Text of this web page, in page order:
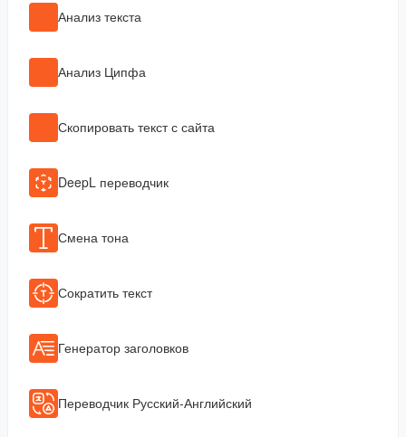
Анализ текста
Анализ Ципфа
Скопировать текст с сайта
DeepL переводчик
Смена тона
Сократить текст
Генератор заголовков
Переводчик Русский-Английский